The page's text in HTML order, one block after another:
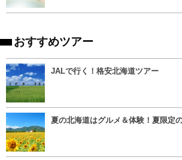
おすすめツアー
JALで行く！格安北海道ツアー
夏の北海道はグルメ＆体験！夏限定